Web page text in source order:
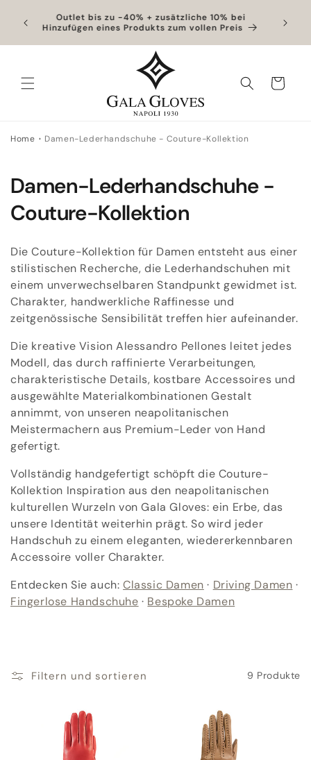
zum
Inhalt
Outlet bis zu -40% + zusätzliche 10% bei
Hinzufügen eines Produkts zum vollen Preis
Warenkorb
Home Damen-Lederhandschuhe - Couture-Kollektion
K
a
e
g
o
r
i
e
:
Damen-Lederhandschuhe -
Couture-Kollektion
Die Couture-Kollektion für Damen entsteht aus einer
stilistischen Recherche, die Lederhandschuhen mit
einem unverwechselbaren Standpunkt gewidmet ist.
Charakter, handwerkliche Raffinesse und
zeitgenössische Sensibilität treffen hier aufeinander.
Die kreative Vision Alessandro Pellones leitet jedes
Modell, das durch raffinierte Verarbeitungen,
charakteristische Details, kostbare Accessoires und
ausgewählte Materialkombinationen Gestalt
annimmt, von unseren neapolitanischen
Meistermachern aus Premium-Leder von Hand
gefertigt.
Vollständig handgefertigt schöpft die Couture-
Kollektion Inspiration aus den neapolitanischen
kulturellen Wurzeln von Gala Gloves: ein Erbe, das
unsere Identität weiterhin prägt. So wird jeder
Handschuh zu einem eleganten, wiedererkennbaren
Accessoire voller Charakter.
Entdecken Sie auch:Classic Damen · Driving Damen ·
Fingerlose Handschuhe · Bespoke Damen
Filtern und sortieren 9 Produkte